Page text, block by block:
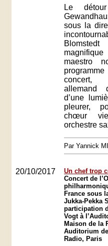
Le
sous la
maestro
concert,
allemand
d’une
pleurer,
chœur
orchestre
Par Yannick
20/10/2017
Un chef trop
Concert de
France sous
Jukka-Pekka
participation
Vogt à
Maison de la
Auditorium
Radio, Paris